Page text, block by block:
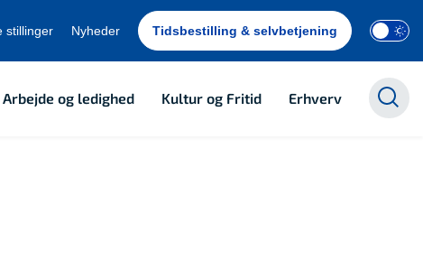
stillinger Nyheder Tidsbestilling & selvbetjening
Arbejde og ledighed Kultur og Fritid Erhverv